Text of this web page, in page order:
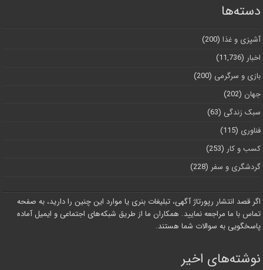
دسته‌ها
آشپزی و غذا (200)
اخبار (11,736)
بازی و سرگرمی (200)
جهان (202)
سبک زندگی (63)
فناوری (115)
کسب و کار (253)
گردشگری و سفر (228)
اگر قصد انتشار رپورتاژ آگهی، تبلیغات بنری یا موارد این چنین را دارید، به صفحه
تماس با ما مراجعه نمایید. همکاران ما از طریق شبکه‌های اجتماعی و ایمیل آماده
پاسخگویی به سوالات شما هستند.
نوشته‌های اخیر